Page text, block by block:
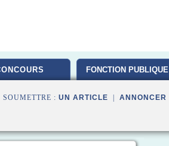
FONCTION PUBLIQUE
: UN ARTICLE ANNONCER